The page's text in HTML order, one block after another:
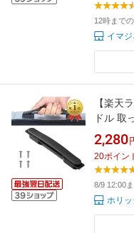
12時まで
イマ
【楽天
ドル 取
用ハン
替え 旅
2,280
20ポイン
8/9 12:00
ホリッ